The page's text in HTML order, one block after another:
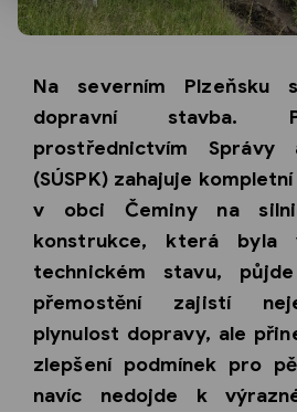
Na severním Plzeňsku
dopravní stavba.
prostřednictvím
(SÚSPK) zahajuje
v obci Čeminy na
konstrukce, která byla
technickém stavu,
přemostění zajistí
plynulost dopravy, ale
zlepšení podmínek pro
navíc nedojde k